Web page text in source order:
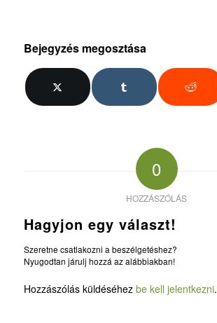
Bejegyzés megosztása
0
HOZZÁSZÓLÁS
Hagyjon egy választ!
Szeretne csatlakozni a beszélgetéshez?
Nyugodtan járulj hozzá az alábbiakban!
Hozzászólás küldéséhez be kell jelentkezni.